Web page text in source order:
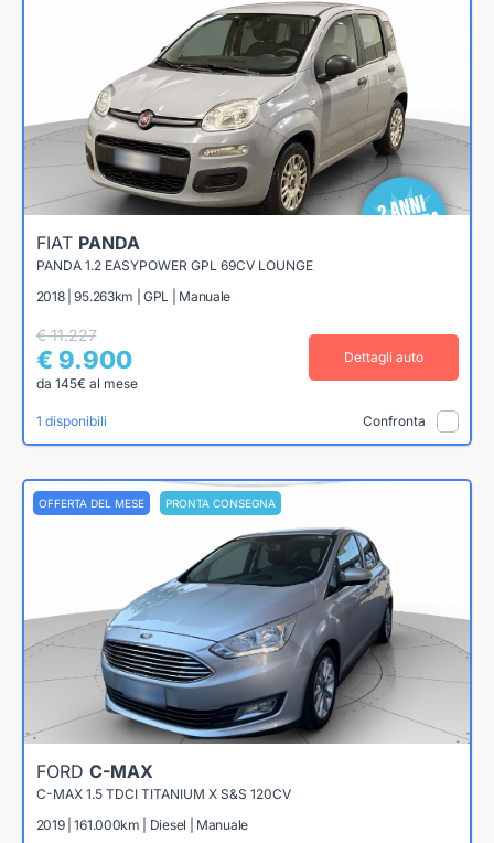
FIAT PANDA
PANDA 1.2 EASYPOWER GPL 69CV LOUNGE
2018 | 95.263km | GPL | Manuale
€ 11.227
€ 9.900
da 145€ al mese
Dettagli auto
1 disponibili Confronta
OFFERTA DEL MESE PRONTA CONSEGNA
FORD C-MAX
C-MAX 1.5 TDCI TITANIUM X S&S 120CV
2019 | 161.000km | Diesel | Manuale